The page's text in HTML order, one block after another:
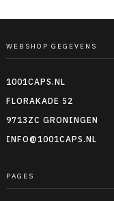
WEBSHOP GEGEVENS
1001CAPS.NL
FLORAKADE 52
9713ZC GRONINGEN
INFO@1001CAPS.NL
PAGES